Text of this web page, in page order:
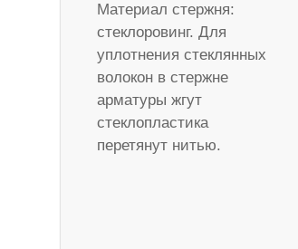
Материал стержня:
стеклоровинг. Для
уплотнения стеклянных
волокон в стержне
арматуры жгут
стеклопластика
перетянут нитью.